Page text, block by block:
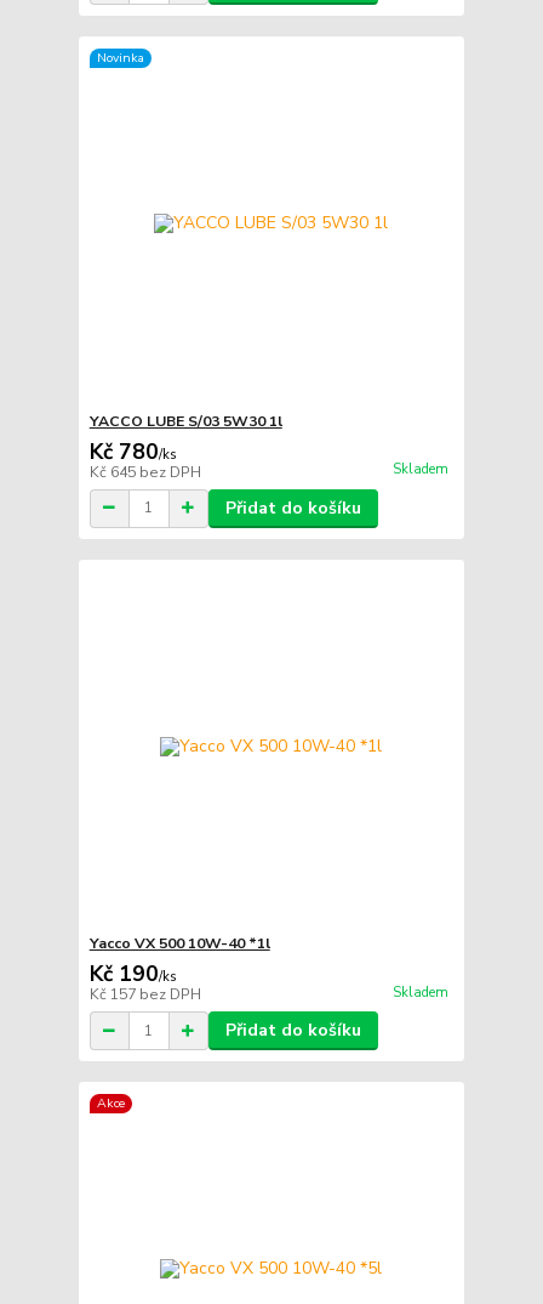
Novinka
YACCO LUBE S/03 5W30 1l
Kč 780/ks
Kč 645 bez DPH Skladem
Přidat do košíku
Yacco VX 500 10W-40 *1l
Kč 190/ks
Kč 157 bez DPH Skladem
Přidat do košíku
Akce